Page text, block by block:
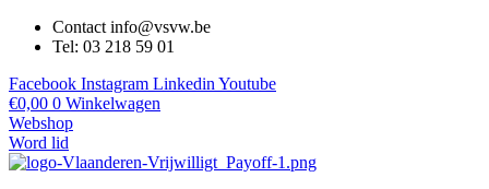
Contact info@vsvw.be
Tel: 03 218 59 01
Facebook Instagram Linkedin Youtube
€0,00 0 Winkelwagen
Webshop
Word lid